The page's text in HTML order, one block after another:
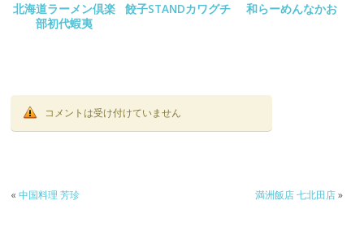
北海道ラーメン倶楽
部初代蝦夷
餃子STANDカワグチ 和らーめんなかお
コメントは受け付けていません
«中国料理 芳珍 満洲飯店 七北田店»